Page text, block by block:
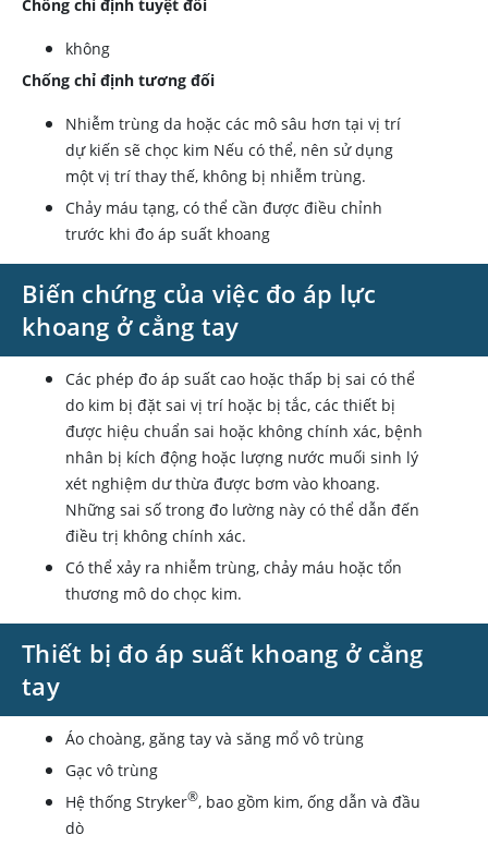
Chống chỉ định tuyệt đối
không
Chống chỉ định tương đối
Nhiễm trùng da hoặc các mô sâu hơn tại vị trí
dự kiến sẽ chọc kim Nếu có thể, nên sử dụng
một vị trí thay thế, không bị nhiễm trùng.
Chảy máu tạng, có thể cần được điều chỉnh
trước khi đo áp suất khoang
Biến chứng của việc đo áp lực
khoang ở cẳng tay
Các phép đo áp suất cao hoặc thấp bị sai có thể
do kim bị đặt sai vị trí hoặc bị tắc, các thiết bị
được hiệu chuẩn sai hoặc không chính xác, bệnh
nhân bị kích động hoặc lượng nước muối sinh lý
xét nghiệm dư thừa được bơm vào khoang.
Những sai số trong đo lường này có thể dẫn đến
điều trị không chính xác.
Có thể xảy ra nhiễm trùng, chảy máu hoặc tổn
thương mô do chọc kim.
Thiết bị đo áp suất khoang ở cẳng
tay
Áo choàng, găng tay và săng mổ vô trùng
Gạc vô trùng
Hệ thống Stryker®, bao gồm kim, ống dẫn và đầu
dò